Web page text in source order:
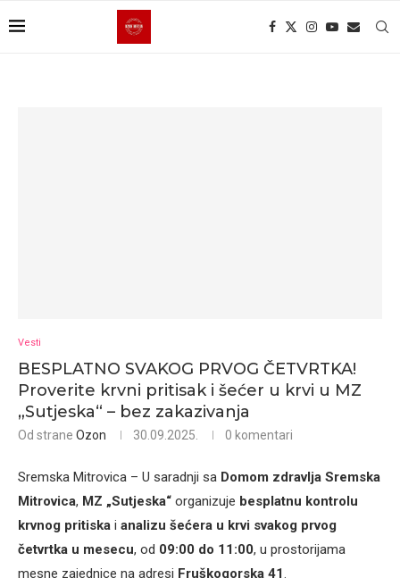
Vesti
BESPLATNO SVAKOG PRVOG ČETVRTKA!
Proverite krvni pritisak i šećer u krvi u MZ
„Sutjeska“ – bez zakazivanja
Od strane Ozon 30.09.2025. 0 komentari
Sremska Mitrovica – U saradnji sa Domom zdravlja Sremska
Mitrovica, MZ „Sutjeska“ organizuje besplatnu kontrolu
krvnog pritiska i analizu šećera u krvi svakog prvog
četvrtka u mesecu, od 09:00 do 11:00, u prostorijama
mesne zajednice na adresi Fruškogorska 41.